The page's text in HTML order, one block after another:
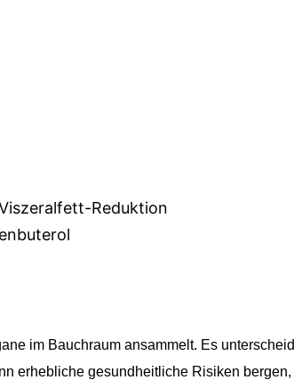
Reduktion
im Bauchraum ansammelt. Es
erhebliche gesundheitliche Risiken